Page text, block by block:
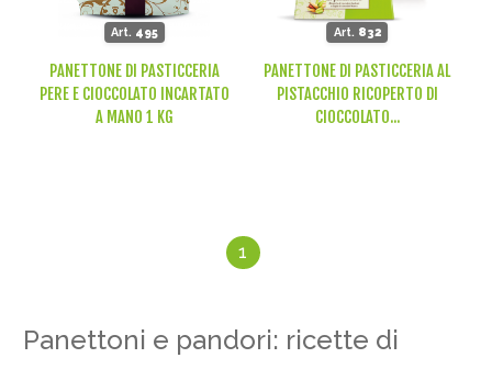
Art. 495
PANETTONE DI PASTICCERIA
PERE E CIOCCOLATO INCARTATO
A MANO 1 KG
Art. 832
PANETTONE DI PASTICCERIA AL
PISTACCHIO RICOPERTO DI
CIOCCOLATO...
1
Panettoni e pandori: ricette di